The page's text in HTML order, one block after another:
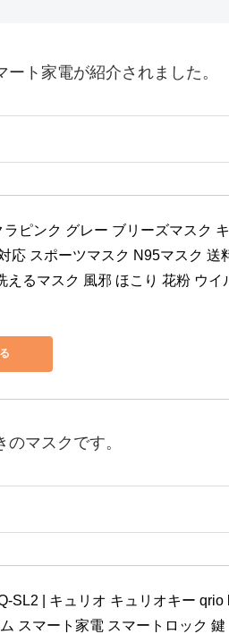
ト家電が紹介されました。
ピンク グレー ブリーズマスク キ
応 スポーツマスク N95マスク 送
るマスク 風邪 ほこり 花粉 ウイ
マスクです。
SL2 | キュリオ キュリオキー qrio
スマート家電 スマートロック 鍵